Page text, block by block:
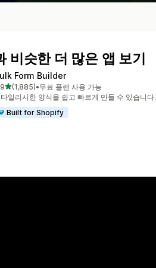
비슷한 더 많은 앱 보기
Form Builder
별 5개 중
(1,885)
리뷰 1885개
•무료 플랜 사용 가능
일리시한 양식을 쉽고 빠르게 만들 수 있습니다.
Built for Shopify